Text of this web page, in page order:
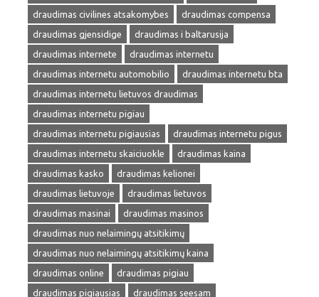
draudimas civilines atsakomybes
draudimas compensa
draudimas gjensidige
draudimas i baltarusija
draudimas internete
draudimas internetu
draudimas internetu automobilio
draudimas internetu bta
draudimas internetu lietuvos draudimas
draudimas internetu pigiau
draudimas internetu pigiausias
draudimas internetu pigus
draudimas internetu skaiciuokle
draudimas kaina
draudimas kasko
draudimas kelionei
draudimas lietuvoje
draudimas lietuvos
draudimas masinai
draudimas masinos
draudimas nuo nelaimingų atsitikimų
draudimas nuo nelaimingų atsitikimų kaina
draudimas online
draudimas pigiau
draudimas pigiausias
draudimas seesam